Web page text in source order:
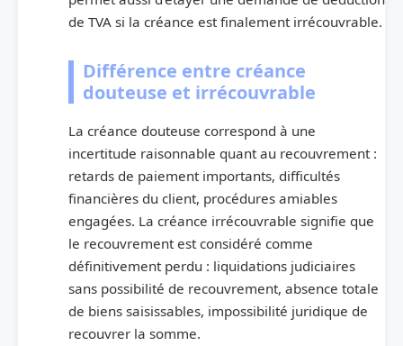
de TVA si la créance est finalement irrécouvrable.
Différence entre créance
douteuse et irrécouvrable
La créance douteuse correspond à une
incertitude raisonnable quant au recouvrement :
retards de paiement importants, difficultés
financières du client, procédures amiables
engagées. La créance irrécouvrable signifie que
le recouvrement est considéré comme
définitivement perdu : liquidations judiciaires
sans possibilité de recouvrement, absence totale
de biens saisissables, impossibilité juridique de
recouvrer la somme.